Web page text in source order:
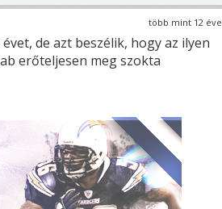
több mint 12 éve
de azt beszélik, hogy az ilyen
erőteljesen meg szokta